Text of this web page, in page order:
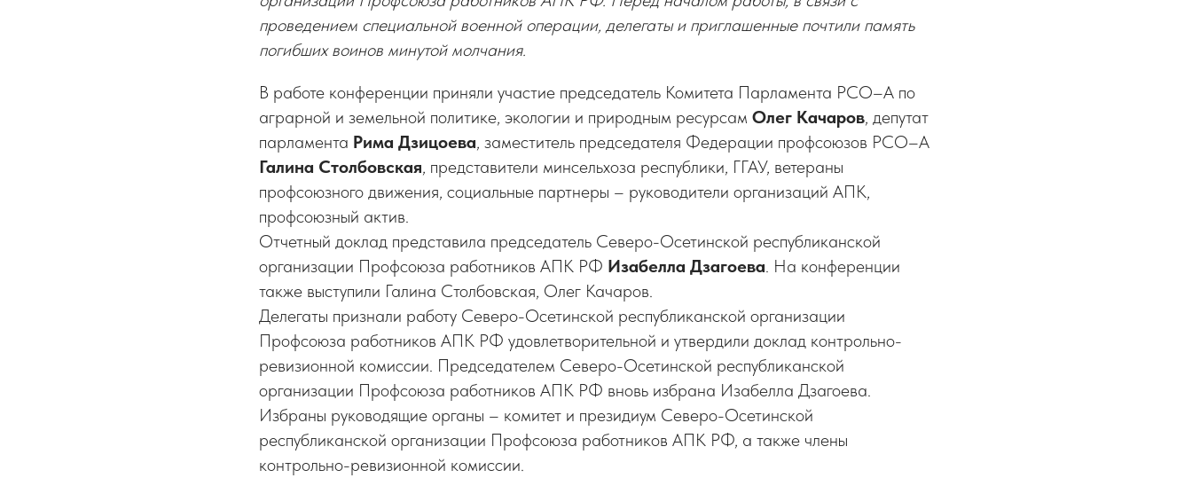
проведением специальной военной операции, делегаты и приглашенные почтили память
погибших воинов минутой молчания.
В работе конференции приняли участие председатель Комитета Парламента РСО–А по
аграрной и земельной политике, экологии и природным ресурсам Олег Качаров, депутат
парламента Рима Дзицоева, заместитель председателя Федерации профсоюзов РСО–А
Галина Столбовская, представители минсельхоза республики, ГГАУ, ветераны
профсоюзного движения, социальные партнеры – руководители организаций АПК,
профсоюзный актив.
Отчетный доклад представила председатель Северо-Осетинской республиканской
организации Профсоюза работников АПК РФ Изабелла Дзагоева. На конференции
также выступили Галина Столбовская, Олег Качаров.
Делегаты признали работу Северо-Осетинской республиканской организации
Профсоюза работников АПК РФ удовлетворительной и утвердили доклад контрольно-
ревизионной комиссии. Председателем Северо-Осетинской республиканской
организации Профсоюза работников АПК РФ вновь избрана Изабелла Дзагоева.
Избраны руководящие органы – комитет и президиум Северо-Осетинской
республиканской организации Профсоюза работников АПК РФ, а также члены
контрольно-ревизионной комиссии.